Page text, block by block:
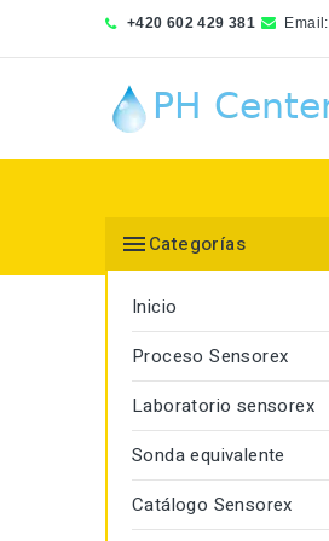
+420 602 429 381 Email:
Categorías
Inicio
Proceso Sensorex
Laboratorio sensorex
Sonda equivalente
Catálogo Sensorex